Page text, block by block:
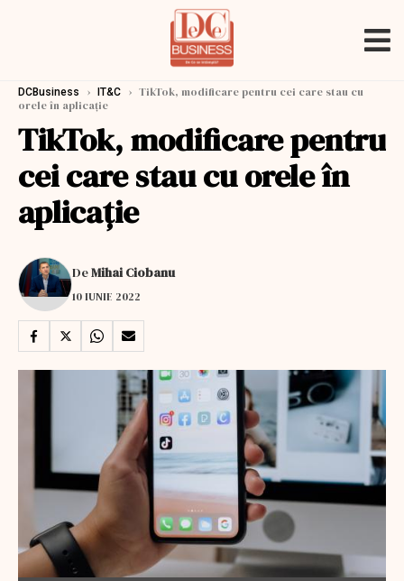
DCBusiness › IT&C › TikTok, modificare pentru cei care stau cu
orele în aplicaţie
TikTok, modificare pentru
cei care stau cu orele în
aplicaţie
DeMihai Ciobanu
10 IUNIE 2022